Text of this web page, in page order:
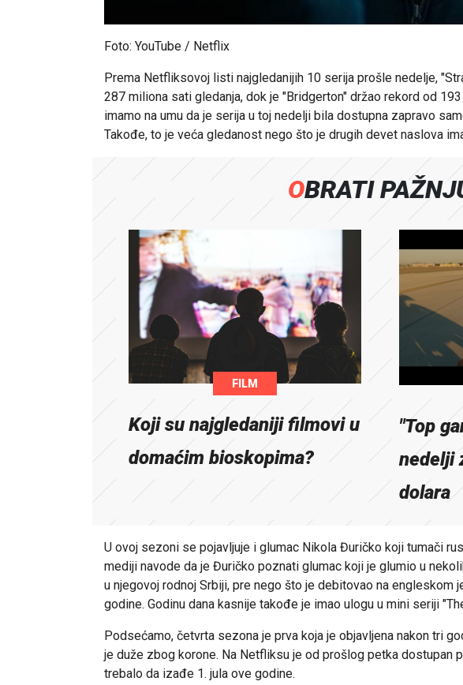
Foto: YouTube / Netflix
Prema Netfliksovoj listi najgledanijih 10 serija prošle nedelje,
287 miliona sati gledanja, dok je "Bridgerton" držao rekord od
imamo na umu da je serija u toj nedelji bila dostupna zapravo
Takođe, to je veća gledanost nego što je drugih devet naslova
OBRATI
FILM
Koji su najgledaniji filmovi u
domaćim bioskopima?
"Top
nedelji
dolara
U ovoj sezoni se pojavljuje i glumac Nikola Đuričko koji tumači
mediji navode da je Đuričko poznati glumac koji je glumio u
u njegovoj rodnoj Srbiji, pre nego što je debitovao na engleskom
godine. Godinu dana kasnije takođe je imao ulogu u mini seriji
Podsećamo, četvrta sezona je prva koja je objavljena nakon tri
je duže zbog korone. Na Netfliksu je od prošlog petka dostupan
trebalo da izađe 1. jula ove godine.